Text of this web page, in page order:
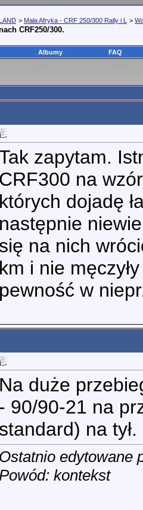
> Mała Afryka - CRF 250/300 Rally i L >
CRF250/300.
Albumy FAQ
zapytam.
CRF300 na
których dojadę
następnie
się na nich
km i nie
pewność w
Na duże
- 90/90-21 na
standard) na tył.
Ostatnio edytowane
kontekst